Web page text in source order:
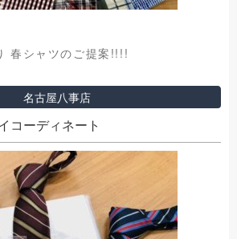
春シャツのご提案!!!!
名古屋八事店
コーディネート